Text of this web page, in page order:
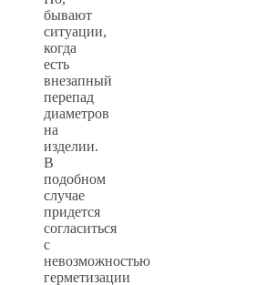
бывают
ситуации,
когда
есть
внезапный
перепад
диаметров
на
изделии.
В
подобном
случае
придется
согласиться
с
невозможностью
герметизации